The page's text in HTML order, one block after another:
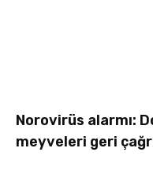
Norovirüs alarmı:
meyveleri geri